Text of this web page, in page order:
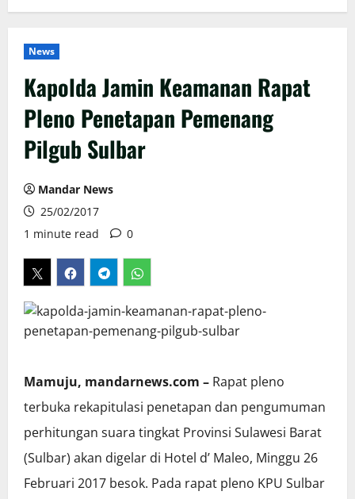
News
Kapolda Jamin Keamanan Rapat
Pleno Penetapan Pemenang
Pilgub Sulbar
Mandar News
25/02/2017
1 minute read
0
Mamuju, mandarnews.com – Rapat pleno
terbuka rekapitulasi penetapan dan pengumuman
perhitungan suara tingkat Provinsi Sulawesi Barat
(Sulbar) akan digelar di Hotel d’ Maleo, Minggu 26
Februari 2017 besok. Pada rapat pleno KPU Sulbar